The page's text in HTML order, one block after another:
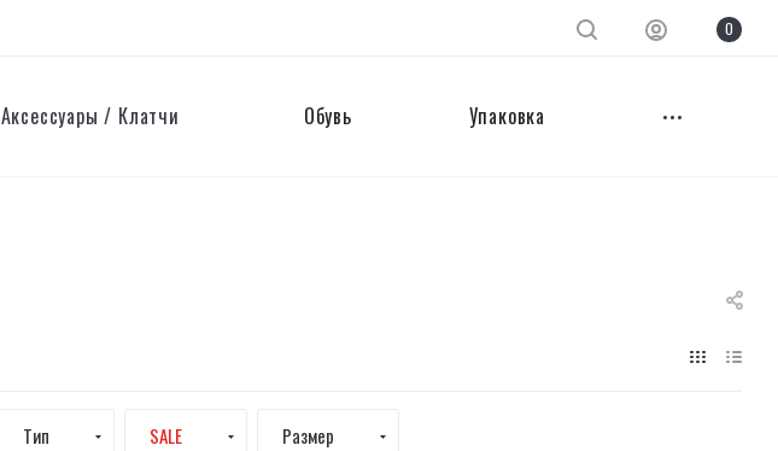
0
Аксессуары / Клатчи Обувь Упаковка
Тип SALE Размер